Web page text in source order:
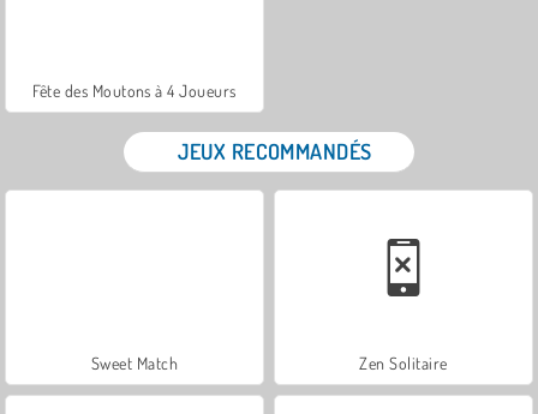
Fête des Moutons à 4 Joueurs
JEUX RECOMMANDÉS
Sweet Match Zen Solitaire